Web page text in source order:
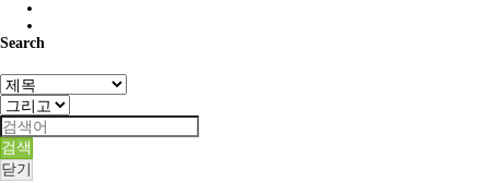
Search
검색
닫기